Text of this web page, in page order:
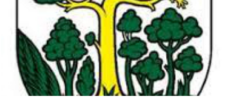
fotky
protesty
granty